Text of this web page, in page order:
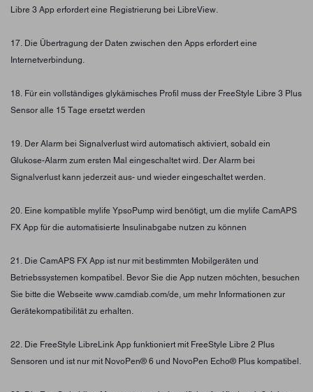
Libre 3 App erfordert eine Registrierung bei LibreView.
17. Die Übertragung der Daten zwischen den Apps erfordert eine
Internetverbindung.
18. Für ein vollständiges glykämisches Profil muss der FreeStyle Libre 3 Plus
Sensor alle 15 Tage ersetzt werden
19. Der Alarm bei Signalverlust wird automatisch aktiviert, sobald ein
Glukose-Alarm zum ersten Mal eingeschaltet wird. Der Alarm bei
Signalverlust kann jederzeit aus- und wieder eingeschaltet werden.
20. Eine kompatible mylife YpsoPump wird benötigt, um die mylife CamAPS
FX App für die automatisierte Insulinabgabe nutzen zu können
21. Die CamAPS FX App ist nur mit bestimmten Mobilgeräten und
Betriebssystemen kompatibel. Bevor Sie die App nutzen möchten, besuchen
Sie bitte die Webseite www.camdiab.com/de, um mehr Informationen zur
Gerätekompatibilität zu erhalten.
22. Die FreeStyle LibreLink App funktioniert mit FreeStyle Libre 2 Plus
Sensoren und ist nur mit NovoPen® 6 und NovoPen Echo® Plus kompatibel.